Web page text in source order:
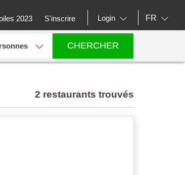
2023 S'inscrire Login FR
CHERCHER
2 restaurants trouvés